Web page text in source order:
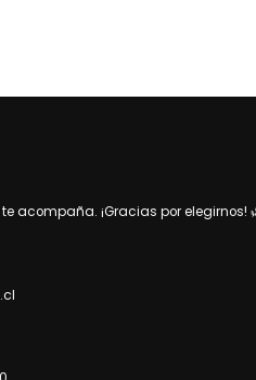
acompaña. ¡Gracias por elegirnos!